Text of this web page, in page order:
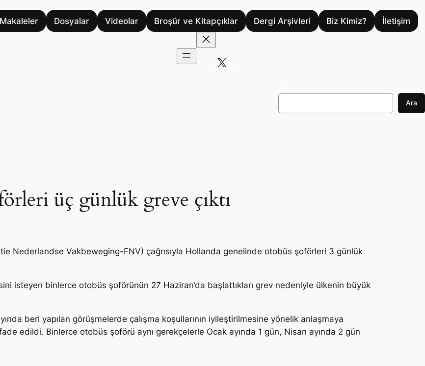
Makaleler Dosyalar Videolar Broşür ve Kitapçıklar Dergi Arşivleri Biz Kimiz? İletişim
Ara
üç günlük greve çıktı
Nederlandse Vakbeweging-FNV) çağrısıyla Hollanda genelinde otobüs şoförleri 3 günlük
isteyen binlerce otobüs şoförünün 27 Haziran’da başlattıkları grev nedeniyle ülkenin büyük
beri yapılan görüşmelerde çalışma koşullarının iyileştirilmesine yönelik anlaşmaya
ifade edildi. Binlerce otobüs şoförü aynı gerekçelerle Ocak ayında 1 gün, Nisan ayında 2 gün